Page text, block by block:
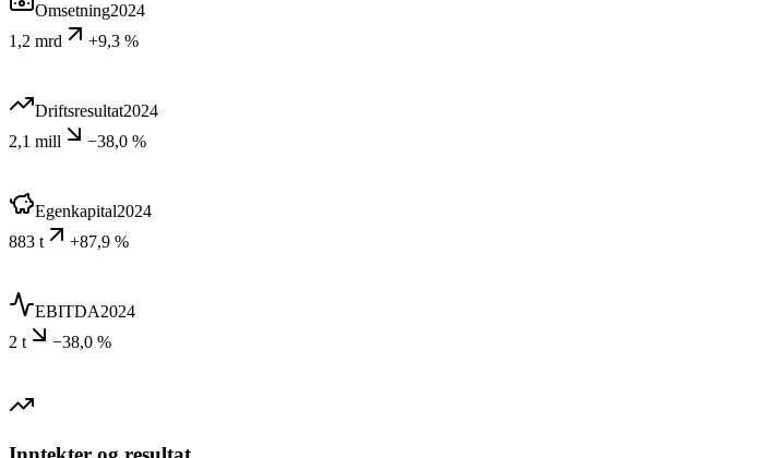
Omsetning2024
1,2 mrd
+9,3 %
Driftsresultat2024
2,1 mill
−38,0 %
Egenkapital2024
883 t
+87,9 %
EBITDA2024
2 t
−38,0 %